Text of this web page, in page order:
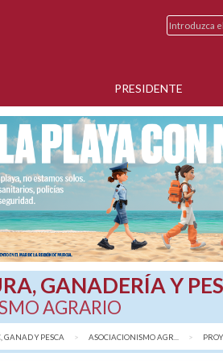
PRESIDENTE
GANADERÍA Y
AGRARIO
GANAD Y PESCA ASOCIACIONISMO AGR...